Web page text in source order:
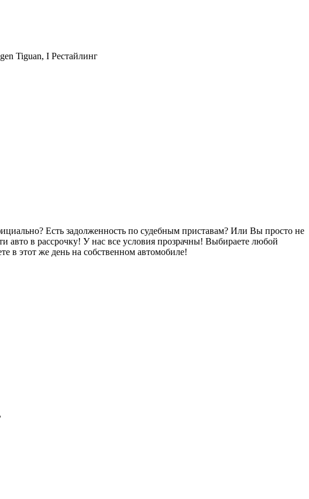
Есть задолженность по судебным приставам? Или Вы просто не
авто в рассрочку! У нас все условия прозрачны! Выбираете любой
в этот же день на собственном автомобиле!